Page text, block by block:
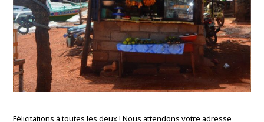
Félicitations à toutes les deux ! Nous attendons votre adresse